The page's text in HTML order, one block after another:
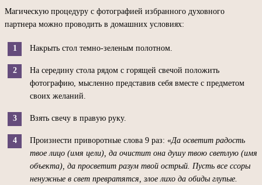
Магическую процедуру с фотографией избранного духовного
партнера можно проводить в домашних условиях:
Накрыть стол темно-зеленым полотном.
На середину стола рядом с горящей свечой положить
фотографию, мысленно представив себя вместе с предметом
своих желаний.
Взять свечу в правую руку.
Произнести приворотные слова 9 раз: «Да осветит радость
твое лицо (имя цели), да очистит она душу твою светлую (имя
объекта), да просветит разум твой острый. Пусть все ссоры
ненужные в свет превратятся, злое лихо да обиды глупые.